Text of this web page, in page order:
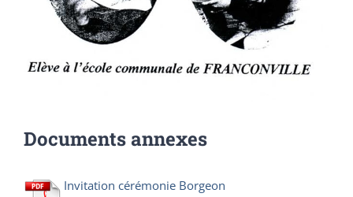
Documents annexes
Invitation cérémonie Borgeon